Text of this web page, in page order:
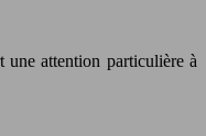
une attention particulière à